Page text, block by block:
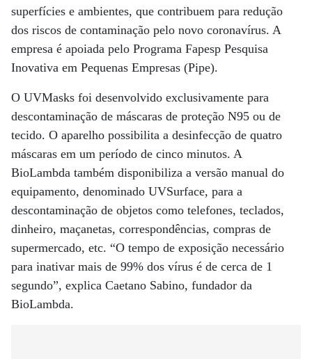
superfícies e ambientes, que contribuem para redução
dos riscos de contaminação pelo novo coronavírus. A
empresa é apoiada pelo Programa Fapesp Pesquisa
Inovativa em Pequenas Empresas (Pipe).
O UVMasks foi desenvolvido exclusivamente para
descontaminação de máscaras de proteção N95 ou de
tecido. O aparelho possibilita a desinfecção de quatro
máscaras em um período de cinco minutos. A
BioLambda também disponibiliza a versão manual do
equipamento, denominado UVSurface, para a
descontaminação de objetos como telefones, teclados,
dinheiro, maçanetas, correspondências, compras de
supermercado, etc. “O tempo de exposição necessário
para inativar mais de 99% dos vírus é de cerca de 1
segundo”, explica Caetano Sabino, fundador da
BioLambda.